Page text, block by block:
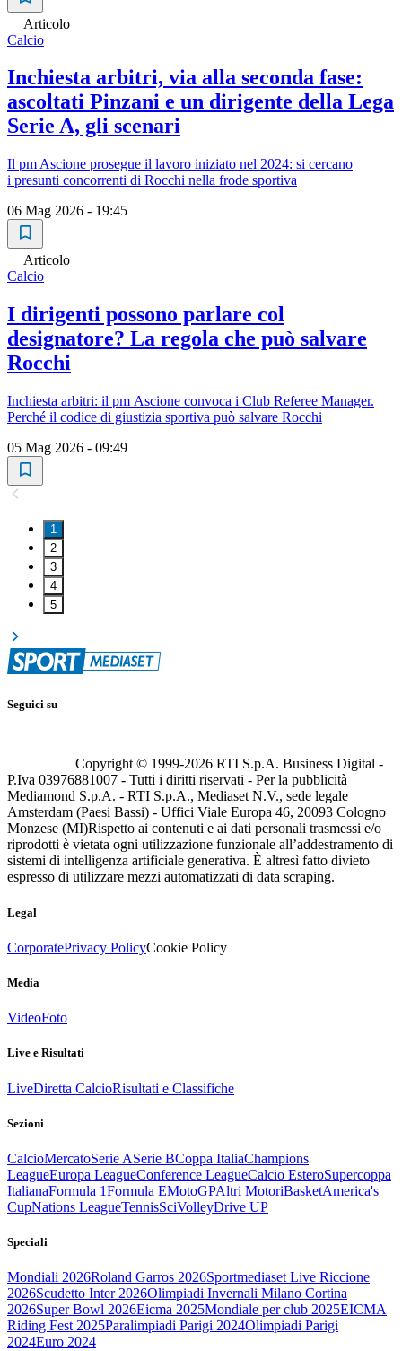
Articolo
Calcio
Inchiesta arbitri, via alla seconda fase:
ascoltati Pinzani e un dirigente della Lega
Serie A, gli scenari
Il pm Ascione prosegue il lavoro iniziato nel 2024: si cercano
i presunti concorrenti di Rocchi nella frode sportiva
06 Mag 2026 - 19:45
Articolo
Calcio
I dirigenti possono parlare col
designatore? La regola che può salvare
Rocchi
Inchiesta arbitri: il pm Ascione convoca i Club Referee Manager.
Perché il codice di giustizia sportiva può salvare Rocchi
05 Mag 2026 - 09:49
1
2
3
4
5
Seguici su
Copyright © 1999-2026 RTI S.p.A. Business Digital -
P.Iva 03976881007 - Tutti i diritti riservati - Per la pubblicità
Mediamond S.p.A. - RTI S.p.A., Mediaset N.V., sede legale
Amsterdam (Paesi Bassi) - Uffici Viale Europa 46, 20093 Cologno
Monzese (MI)Rispetto ai contenuti e ai dati personali trasmessi e/o
riprodotti è vietata ogni utilizzazione funzionale all’addestramento di
sistemi di intelligenza artificiale generativa. È altresì fatto divieto
espresso di utilizzare mezzi automatizzati di data scraping.
Legal
CorporatePrivacy PolicyCookie Policy
Media
VideoFoto
Live e Risultati
LiveDiretta CalcioRisultati e Classifiche
Sezioni
CalcioMercatoSerie ASerie BCoppa ItaliaChampions
LeagueEuropa LeagueConference LeagueCalcio EsteroSupercoppa
ItalianaFormula 1Formula EMotoGPAltri MotoriBasketAmerica's
CupNations LeagueTennisSciVolleyDrive UP
Speciali
Mondiali 2026Roland Garros 2026Sportmediaset Live Riccione
2026Scudetto Inter 2026Olimpiadi Invernali Milano Cortina
2026Super Bowl 2026Eicma 2025Mondiale per club 2025EICMA
Riding Fest 2025Paralimpiadi Parigi 2024Olimpiadi Parigi
2024Euro 2024